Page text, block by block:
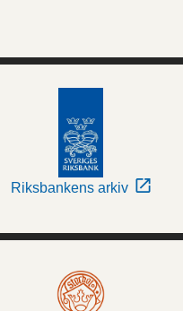
Riksbankens arkiv